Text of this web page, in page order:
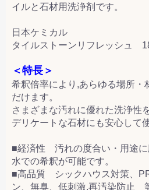
イルと石材用洗浄剤です。
日本ケミカル
タイルストーンリフレッシュ
＜特長＞
希釈倍率により,あらゆる場所・
だけます。
さまざまな汚れに優れた洗浄性
デリケートな石材にも安心して
■経済性 汚れの度合い・用途に
水での希釈が可能です。
■高品質 シックハウス対策、
ン、無臭、低刺激,再汚染防止